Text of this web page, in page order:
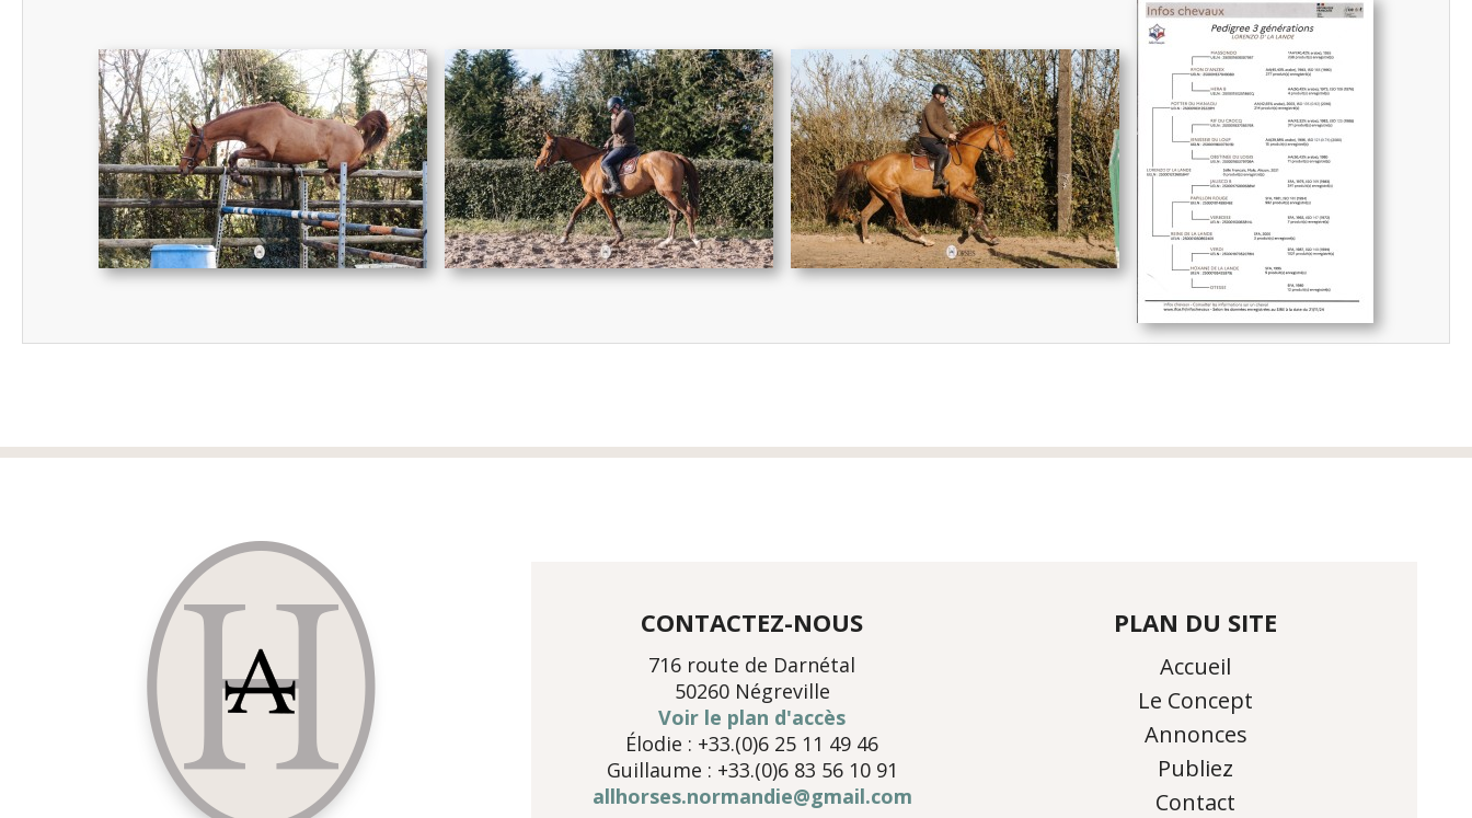
CONTACTEZ-NOUS
716 route de Darnétal
50260 Négreville
Voir le plan d'accès
Élodie : +33.(0)6 25 11 49 46
Guillaume : +33.(0)6 83 56 10 91
allhorses.normandie@gmail.com
PLAN DU SITE
Accueil
Le Concept
Annonces
Publiez
Contact